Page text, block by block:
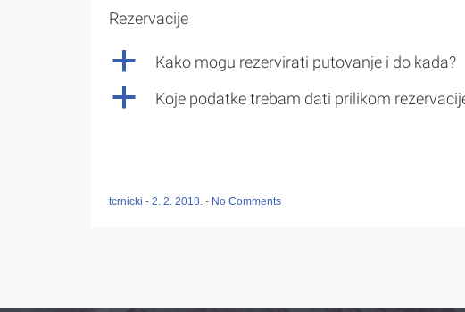
Rezervacije
a Kako mogu rezervirati putovanje i do kada?
a Koje podatke trebam dati prilikom
tcrnicki - 2. 2. 2018. - No Comments